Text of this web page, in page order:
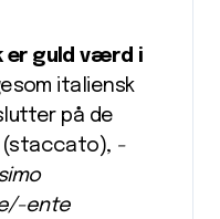
er guld værd i
italiensk
på de
-
ente